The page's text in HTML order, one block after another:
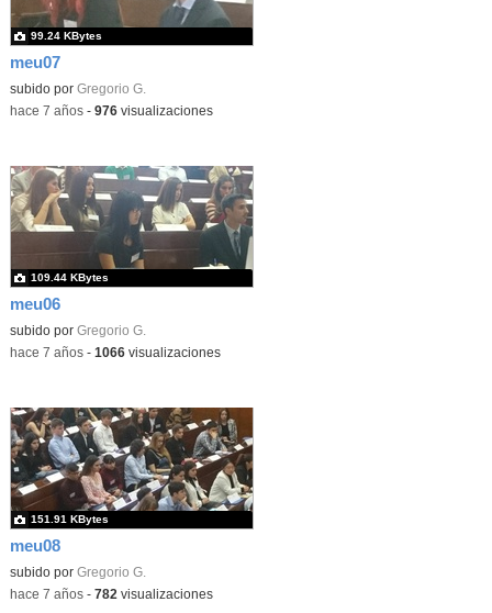
meu07
subido por Gregorio G.
99.24 KBytes
-hace 7 años- 976visualizaciones
meu06
subido por Gregorio G.
109.44 KBytes
-hace 7 años- 1066visualizaciones
meu08
subido por Gregorio G.
151.91 KBytes
-hace 7 años- 782 visualizaciones